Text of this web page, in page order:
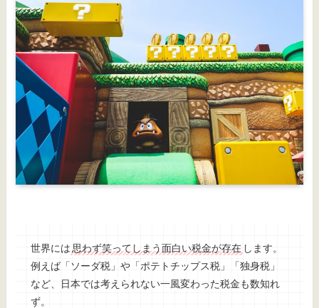
世界には 思わず笑ってしまう面白い税金が存在 します。
例えば「ソーダ税」や「ポテトチップス税」「独身税」
など、日本では考えられない一風変わった税金も数知れ
ず。